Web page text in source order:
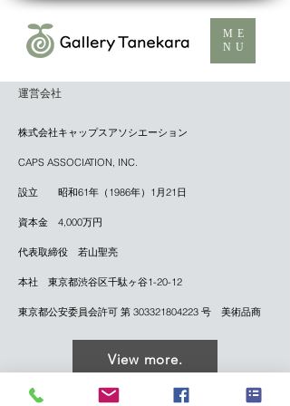
ME
NU
​運営会社
株式会社キャップスアソシエーション
CAPS ASSOCIATION, INC.
設立 昭和61年（1986年）1月21日
資本金 4,000万円
代表取締役 若山聖亮
本社 東京都渋谷区千駄ヶ谷1-20-12
東京都公安委員会許可 第 303321804223 号 美術品商
View more.